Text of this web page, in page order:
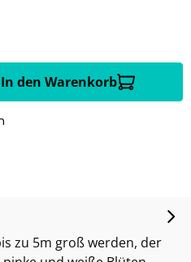
In den Warenkorb
zu 5m groß werden, der